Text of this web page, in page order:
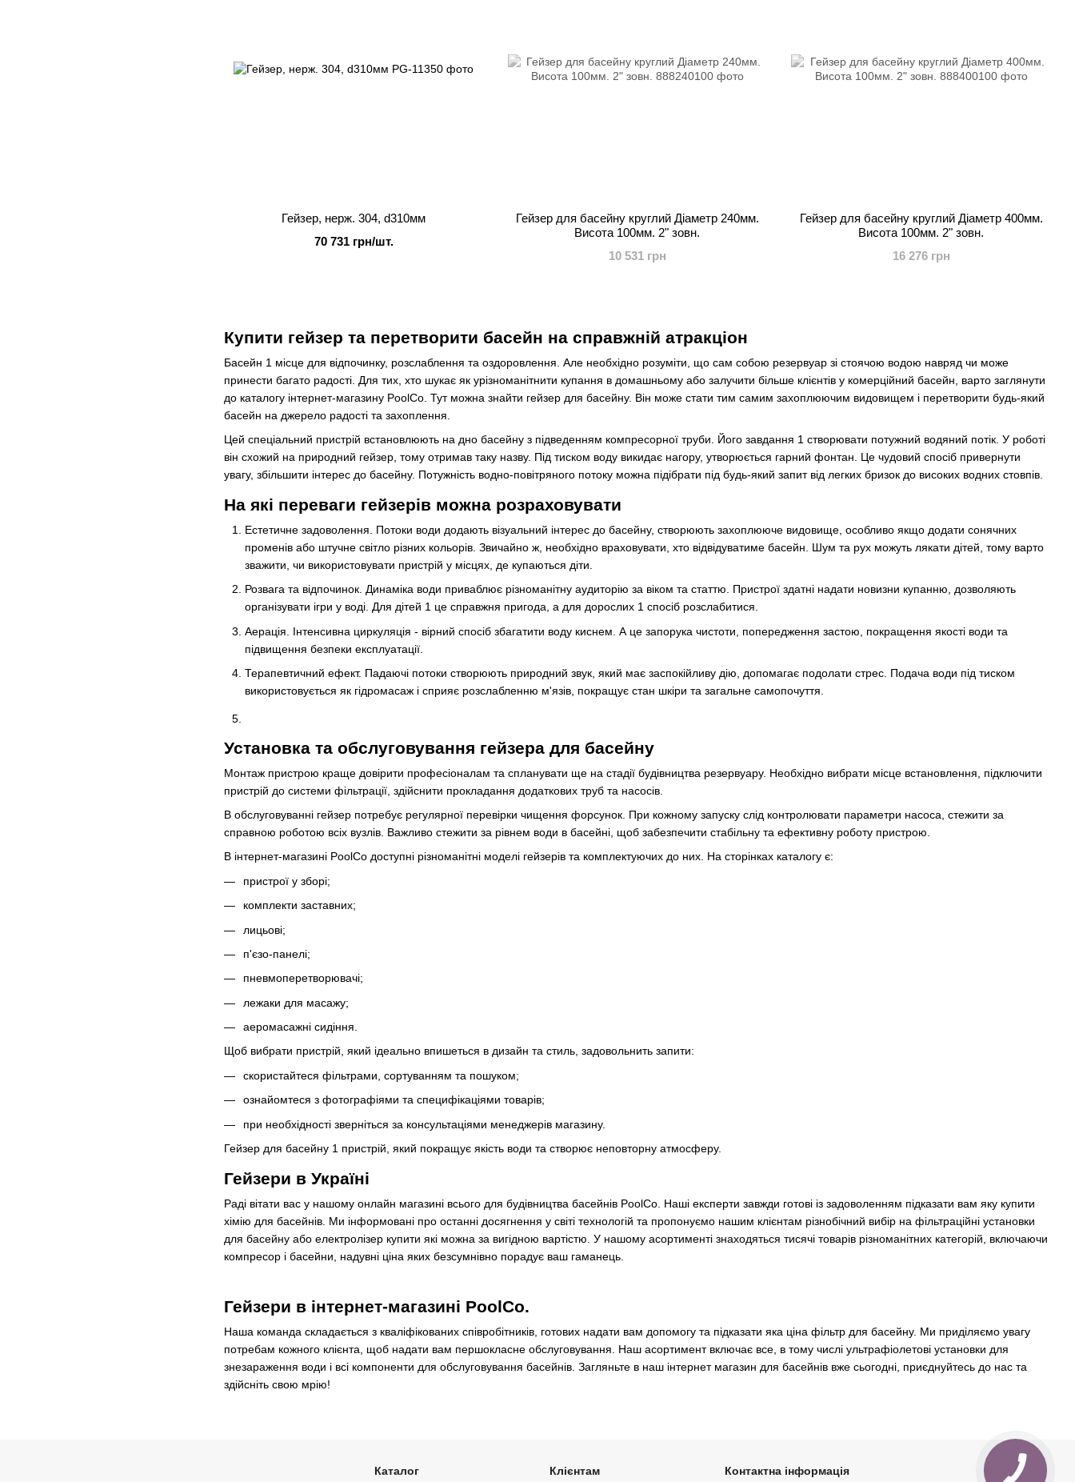
Купити гейзер та перетворити басейн на справжній атракціон
Басейн 1 місце для відпочинку, розслаблення та оздоровлення. Але необхідно розуміти, що сам собою резервуар зі стоячою водою навряд чи може
принести багато радості. Для тих, хто шукає як урізноманітнити купання в домашньому або залучити більше клієнтів у комерційний басейн, варто заглянути
до каталогу інтернет-магазину PoolCo. Тут можна знайти гейзер для басейну. Він може стати тим самим захоплюючим видовищем і перетворити будь-який
басейн на джерело радості та захоплення.
Цей спеціальний пристрій встановлюють на дно басейну з підведенням компресорної труби. Його завдання 1 створювати потужний водяний потік. У роботі
він схожий на природний гейзер, тому отримав таку назву. Під тиском воду викидає нагору, утворюється гарний фонтан. Це чудовий спосіб привернути
увагу, збільшити інтерес до басейну. Потужність водно-повітряного потоку можна підібрати під будь-який запит від легких бризок до високих водних стовпів.
На які переваги гейзерів можна розраховувати
Естетичне задоволення. Потоки води додають візуальний інтерес до басейну, створюють захоплююче видовище, особливо якщо додати сонячних
променів або штучне світло різних кольорів. Звичайно ж, необхідно враховувати, хто відвідуватиме басейн. Шум та рух можуть лякати дітей, тому варто
зважити, чи використовувати пристрій у місцях, де купаються діти.
Розвага та відпочинок. Динаміка води приваблює різноманітну аудиторію за віком та статтю. Пристрої здатні надати новизни купанню, дозволяють
організувати ігри у воді. Для дітей 1 це справжня пригода, а для дорослих 1 спосіб розслабитися.
Аерація. Інтенсивна циркуляція - вірний спосіб збагатити воду киснем. А це запорука чистоти, попередження застою, покращення якості води та
підвищення безпеки експлуатації.
Терапевтичний ефект. Падаючі потоки створюють природний звук, який має заспокійливу дію, допомагає подолати стрес. Подача води під тиском
використовується як гідромасаж і сприяє розслабленню м'язів, покращує стан шкіри та загальне самопочуття.
Установка та обслуговування гейзера для басейну
Монтаж пристрою краще довірити професіоналам та спланувати ще на стадії будівництва резервуару. Необхідно вибрати місце встановлення, підключити
пристрій до системи фільтрації, здійснити прокладання додаткових труб та насосів.
В обслуговуванні гейзер потребує регулярної перевірки чищення форсунок. При кожному запуску слід контролювати параметри насоса, стежити за
справною роботою всіх вузлів. Важливо стежити за рівнем води в басейні, щоб забезпечити стабільну та ефективну роботу пристрою.
В інтернет-магазині PoolCo доступні різноманітні моделі гейзерів та комплектуючих до них. На сторінках каталогу є:
пристрої у зборі;
комплекти заставних;
лицьові;
п'єзо-панелі;
пневмоперетворювачі;
лежаки для масажу;
аеромасажні сидіння.
Щоб вибрати пристрій, який ідеально впишеться в дизайн та стиль, задовольнить запити:
скористайтеся фільтрами, сортуванням та пошуком;
ознайомтеся з фотографіями та специфікаціями товарів;
при необхідності зверніться за консультаціями менеджерів магазину.
Гейзер для басейну 1 пристрій, який покращує якість води та створює неповторну атмосферу.
Гейзери в Україні
Раді вітати вас у нашому онлайн магазині всього для будівництва басейнів PoolCo. Наші експерти завжди готові із задоволенням підказати вам яку купити
хімію для басейнів. Ми інформовані про останні досягнення у світі технологій та пропонуємо нашим клієнтам різнобічний вибір на фільтраційні установки
для басейну або електролізер купити які можна за вигідною вартістю. У нашому асортименті знаходяться тисячі товарів різноманітних категорій, включаючи
компресор і басейни, надувні ціна яких безсумнівно порадує ваш гаманець.
Гейзери в інтернет-магазині PoolCo.
Наша команда складається з кваліфікованих співробітників, готових надати вам допомогу та підказати яка ціна фільтр для басейну. Ми приділяємо увагу
потребам кожного клієнта, щоб надати вам першокласне обслуговування. Наш асортимент включає все, в тому числі ультрафіолетові установки для
знезараження води і всі компоненти для обслуговування басейнів. Загляньте в наш інтернет магазин для басейнів вже сьогодні, приєднуйтесь до нас та
здійсніть свою мрію!
Гейзер, нерж. 304, d310мм
70 731 грн/шт.
Гейзер для басейну круглий Діаметр 240мм.
Висота 100мм. 2" зовн.
10 531 грн
Гейзер для басейну круглий Діаметр 400мм.
Висота 100мм. 2" зовн.
16 276 грн
Каталог Клієнтам Контактна інформація